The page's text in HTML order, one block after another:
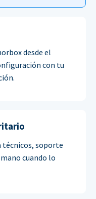
desde el
con tu
técnicos, soporte
cuando lo